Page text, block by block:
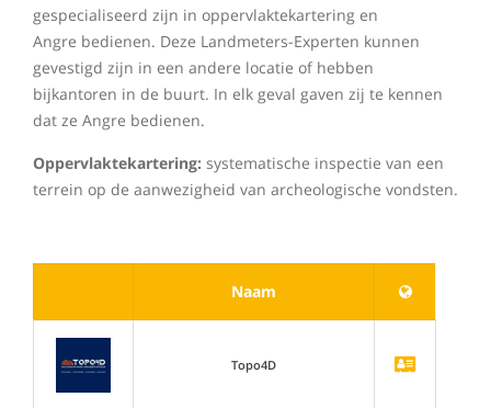
gespecialiseerd zijn in oppervlaktekartering en
Angre bedienen. Deze Landmeters-Experten kunnen
gevestigd zijn in een andere locatie of hebben
bijkantoren in de buurt. In elk geval gaven zij te kennen
dat ze Angre bedienen.
Oppervlaktekartering: systematische inspectie van een
terrein op de aanwezigheid van archeologische vondsten.
Naam
Topo4D